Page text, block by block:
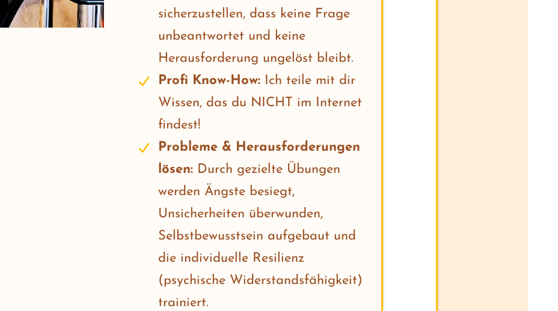
sicherzustellen, dass keine Frage
unbeantwortet und keine
Herausforderung ungelöst bleibt.
Profi Know-How:Ich teile mit dir
Wissen, das du NICHT im Internet
findest!
Probleme & Herausforderungen
lösen: Durch gezielte Übungen
werden Ängste besiegt,
Unsicherheiten überwunden,
Selbstbewusstsein aufgebaut und
die individuelle Resilienz
(psychische Widerstandsfähigkeit)
trainiert.